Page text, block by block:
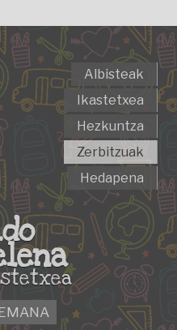
Albisteak
Ikastetxea
Hezkuntza
Zerbitzuak
Hedapena